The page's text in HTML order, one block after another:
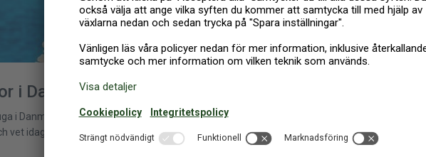
HYRA STUGA ÖLAND
i Danmark
i Danmark över hela landet. Vi har hyrt ut
vet idag vad våra gäster vill ha när det kommer till
Alla våra hus är privatägda
och stugor är
semesterhus och stugor i
landet. Hos dansommer
Skagen, Lökken och